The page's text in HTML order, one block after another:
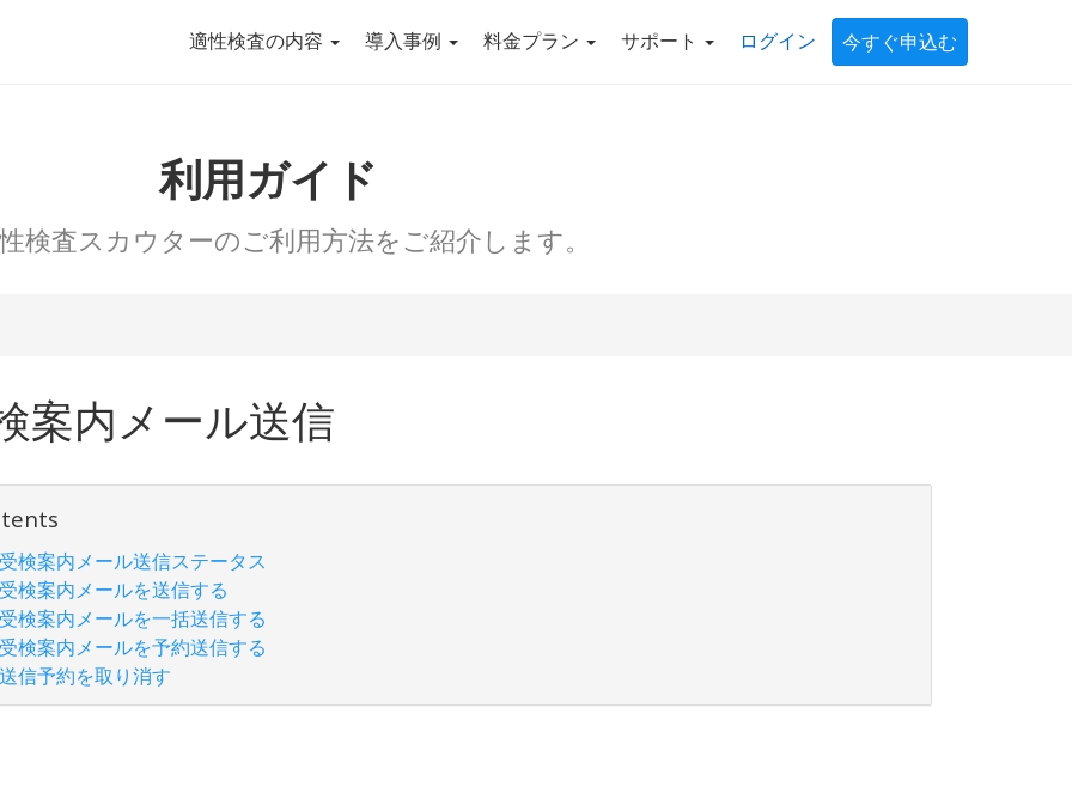
適性検査の内容 導入事例 料金プラン サポート ログイン 今すぐ申込む
利用ガイド
検査スカウターのご利用方法をご紹介します。
案内メール送信
受検案内メール送信ステータス
受検案内メールを送信する
受検案内メールを一括送信する
受検案内メールを予約送信する
送信予約を取り消す